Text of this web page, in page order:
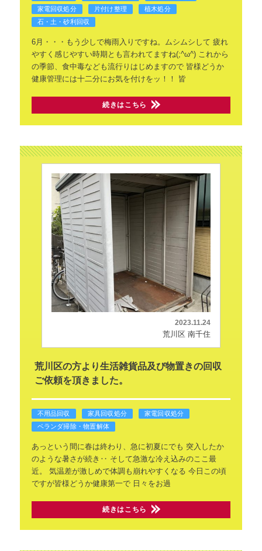
家電回収処分
片付け整理
植木処分
石・土・砂利回収
6月・・・もう少しで梅雨入りですね。ムシムシして 疲れ
やすく感じやすい時期とも言われてますね(;^ω^)これから
の季節、食中毒なども流行りはじめますので皆様どうか
健康管理には十二分にお気を付けをッ！！
皆
続きはこちら
2023.11.24
荒川区 南千住
荒川区の方より生活雑貨品及び物置きの回収
ご依頼を頂きました。
不用品回収 家具回収処分
家電回収処分
ベランダ掃除・物置解体
あっという間に春は終わり、急に初夏にでも 突入したか
のような暑さが続き‥ そして急激な冷え込みのここ最
近。
気温差が激しめで体調も崩れやすくなる 今日この頃
ですが皆様どうか健康第一で日々をお過
続きはこちら